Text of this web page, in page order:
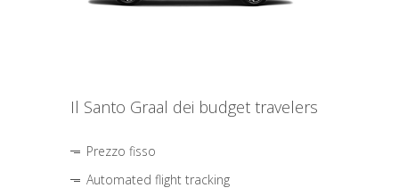
Il Santo Graal dei budget travelers
Prezzo fisso
Automated flight tracking